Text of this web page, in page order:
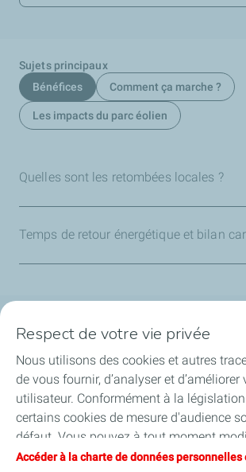
Sujets principaux
Bénéfices
Comment ça marche ?
Les impacts du parc éolien
Quelles sont les retombées locales ?
Temps de retour énergétique et bilan
La société
Nos métiers
Soyez acteurs
Nos projets
Respect de votre vie privée
Nous utilisons des cookies et autres
de vous fournir, d’analyser et d’améliorer
utilisateur. Conformément à la
certains cookies de mesure d'audience
défaut. Vous pouvez à tout moment
paramètres de cookies en cliquant sur le
Accéder à la charte de données personnelles